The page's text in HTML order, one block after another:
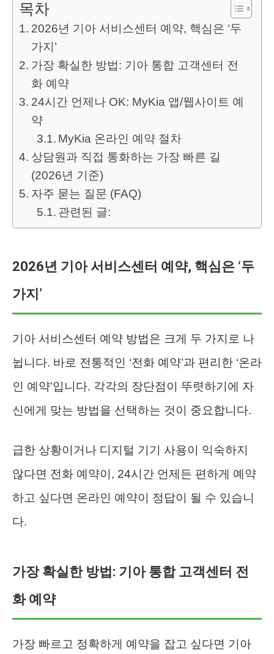
목차
2026년 기아 서비스센터 예약, 핵심은 ‘두
가지’
가장 확실한 방법: 기아 통합 고객센터 전
화 예약
24시간 언제나 OK: MyKia 앱/웹사이트 예
약
MyKia 온라인 예약 절차
상담원과 직접 통화하는 가장 빠른 길
(2026년 기준)
자주 묻는 질문 (FAQ)
관련된 글:
2026년 기아 서비스센터 예약, 핵심은 ‘두
가지’
기아 서비스센터 예약 방법은 크게 두 가지로 나
뉩니다. 바로 전통적인 ‘전화 예약’과 편리한 ‘온라
인 예약’입니다. 각각의 장단점이 뚜렷하기에 자
신에게 맞는 방법을 선택하는 것이 중요합니다.
급한 상황이거나 디지털 기기 사용이 익숙하지
않다면 전화 예약이, 24시간 언제든 편하게 예약
하고 싶다면 온라인 예약이 정답이 될 수 있습니
다.
가장 확실한 방법: 기아 통합 고객센터 전
화 예약
가장 빠르고 정확하게 예약을 잡고 싶다면 기아